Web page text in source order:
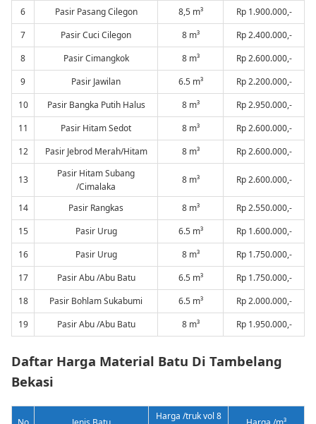
6
Pasir Pasang Cilegon 8,5 m³
Rp 1.900.000,-
7
Pasir Cuci Cilegon 8 m³
Rp 2.400.000,-
8
Pasir Cimangkok 8 m³
Rp 2.600.000,-
9
Pasir Jawilan 6.5 m³
Rp 2.200.000,-
10
Pasir Bangka Putih Halus 8 m³
Rp 2.950.000,-
11
Pasir Hitam Sedot 8 m³
Rp 2.600.000,-
12
Pasir Jebrod Merah/Hitam 8 m³ Rp 2.600.000,-
13
Pasir Hitam Subang
/Cimalaka
8 m³ Rp 2.600.000,-
14 Pasir Rangkas 8 m³
Rp 2.550.000,-
15
Pasir Urug 6.5 m³
Rp 1.600.000,-
16
Pasir Urug 8 m³
Rp 1.750.000,-
17
Pasir Abu /Abu Batu 6.5 m³
Rp 1.750.000,-
18
Pasir Bohlam Sukabumi 6.5 m³
Rp 2.000.000,-
19
Pasir Abu /Abu Batu 8 m³ Rp 1.950.000,-
Daftar Harga Material Batu Di Tambelang
Bekasi
Harga /truk vol 8